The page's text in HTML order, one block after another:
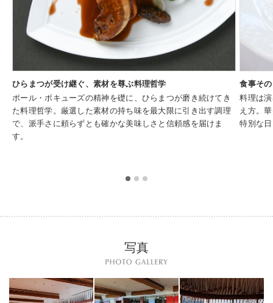
ひらまつが受け継ぐ、素材を尊ぶ料理哲学
ポール・ボキューズの精神を礎に、ひらまつが磨き続けてき
た料理哲学。厳選した素材の持ち味を最大限に引き出す調理
で、派手さに頼らずとも確かな美味しさと信頼感を届けま
す。
食事そ
料理は
え方。
特別な
写真